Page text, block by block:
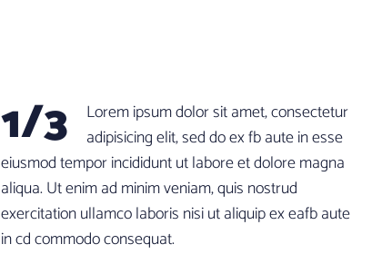
1/3
Lorem ipsum dolor sit amet, consectetur
adipisicing elit, sed do ex fb aute in esse
eiusmod tempor incididunt ut labore et dolore magna
aliqua. Ut enim ad minim veniam, quis nostrud
exercitation ullamco laboris nisi ut aliquip ex eafb aute
in cd commodo consequat.